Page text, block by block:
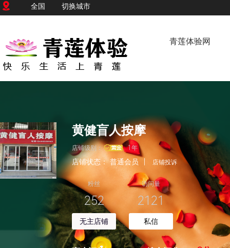
全国 切换城市
青莲体验网
黄健盲人按摩
店铺级别： 1年
店铺状态：普通会员 店铺投诉
粉丝
252
无主店铺
访问量
2121
私信